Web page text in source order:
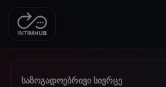
საზოგადოებრივი სივრცე